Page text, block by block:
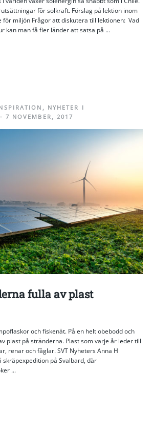
för solkraft. Förslag på lektion inom
för miljön Frågor att diskutera till lektionen: Vad
kan man få fler länder att satsa på ...
, NYHETER I
- 7 NOVEMBER, 2017
fulla av plast
och fiskenät. På en helt obebodd och
plast på stränderna. Plast som varje år leder till
renar och fåglar. SVT Nyheters Anna H
skräpexpedition på Svalbard, där
...